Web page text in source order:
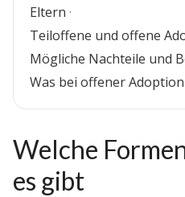
Eltern ·
Teiloffene und offene
Mögliche Nachteile und
Was bei offener
Welche
es gibt